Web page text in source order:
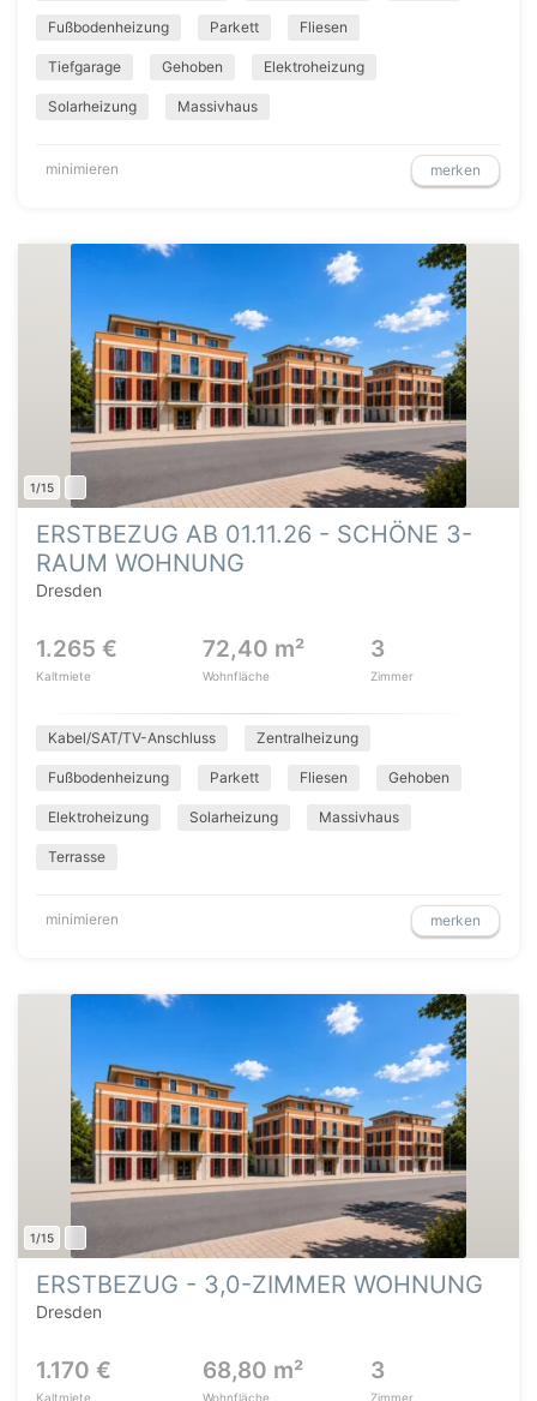
Fußbodenheizung Parkett Fliesen
Tiefgarage Gehoben Elektroheizung
Solarheizung Massivhaus
minimieren merken
1/15
ERSTBEZUG AB 01.11.26 - SCHÖNE 3-
RAUM WOHNUNG
Dresden
1.265 €
Kaltmiete
72,40 m²
Wohnfläche
3
Zimmer
Kabel/SAT/TV-Anschluss Zentralheizung
Fußbodenheizung Parkett Fliesen Gehoben
Elektroheizung Solarheizung Massivhaus
Terrasse
minimieren merken
1/15
ERSTBEZUG - 3,0-ZIMMER WOHNUNG
Dresden
1.170 €
Kaltmiete
68,80 m²
Wohnfläche
3
Zimmer